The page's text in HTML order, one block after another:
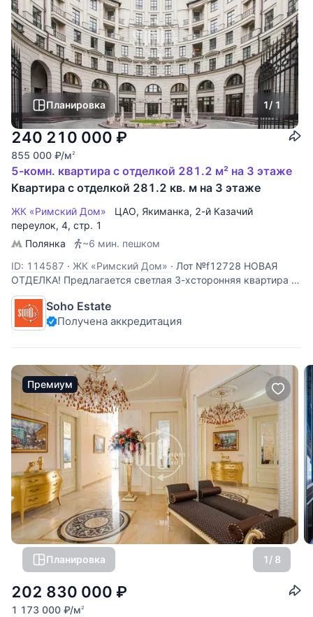
Планировка 1/ 1
240 210 000 ₽
855 000 ₽/м2
5-комн. квартира с отделкой 281.2 м² на 3 этаже
Квартира с отделкой 281.2 кв. м на 3 этаже
ЖК «Римский Дом» ЦАО, Якиманка, 2-й Казачий
переулок, 4, стр. 1
Полянка
~6 мин. пешком
ID: 114587 · ЖК «Римский Дом» · Лот №f12728 НОВАЯ
ОТДЕЛКА! Предлагается светлая 3-хсторонняя квартира с
элегантной классической отделкой и площадью 281,3 кв.м.
Панорамных 17 окон. По планировке: просторный холл,
гостевой с/узел, постирочная, просторная гостиная-кухня-
Soho Estate
Получена аккредитация
Премиум
Планировка 1/ 8
202 830 000 ₽
1 173 000 ₽/м2